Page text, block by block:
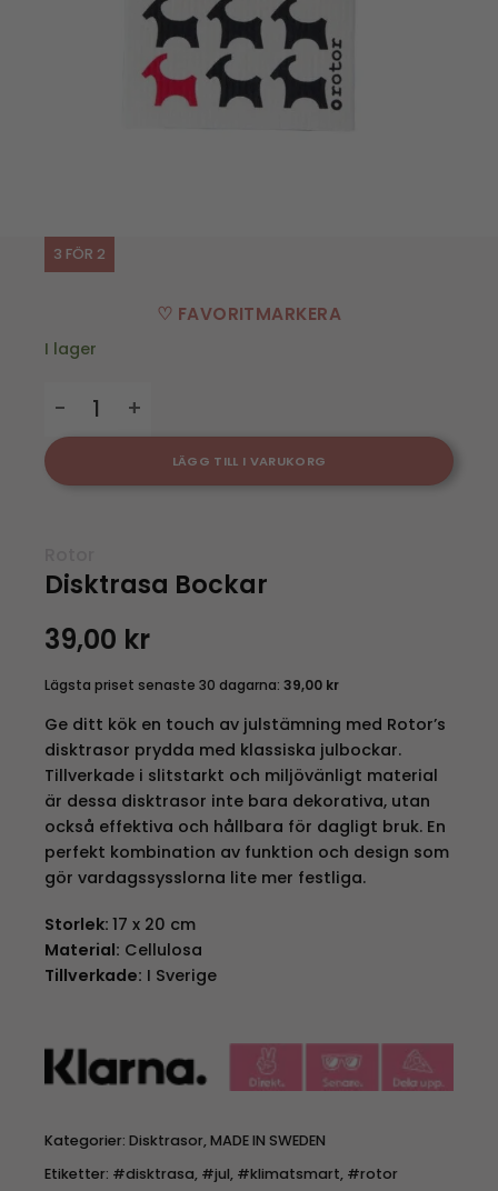
3 FÖR 2
♡ FAVORITMARKERA
I lager
LÄGG TILL I VARUKORG
Disktrasa Bockar
39,00 kr
Lägsta priset senaste 30 dagarna: 39,00 kr
Ge ditt kök en touch av julstämning med Rotor’s
disktrasor prydda med klassiska julbockar.
Tillverkade i slitstarkt och miljövänligt material
är dessa disktrasor inte bara dekorativa, utan
också effektiva och hållbara för dagligt bruk. En
perfekt kombination av funktion och design som
gör vardagssysslorna lite mer festliga.
Storlek: 17 x 20 cm
Material: Cellulosa
Tillverkade: I Sverige
Kategorier: Disktrasor,MADE IN SWEDEN
Etiketter: #disktrasa, #jul, #klimatsmart, #rotor